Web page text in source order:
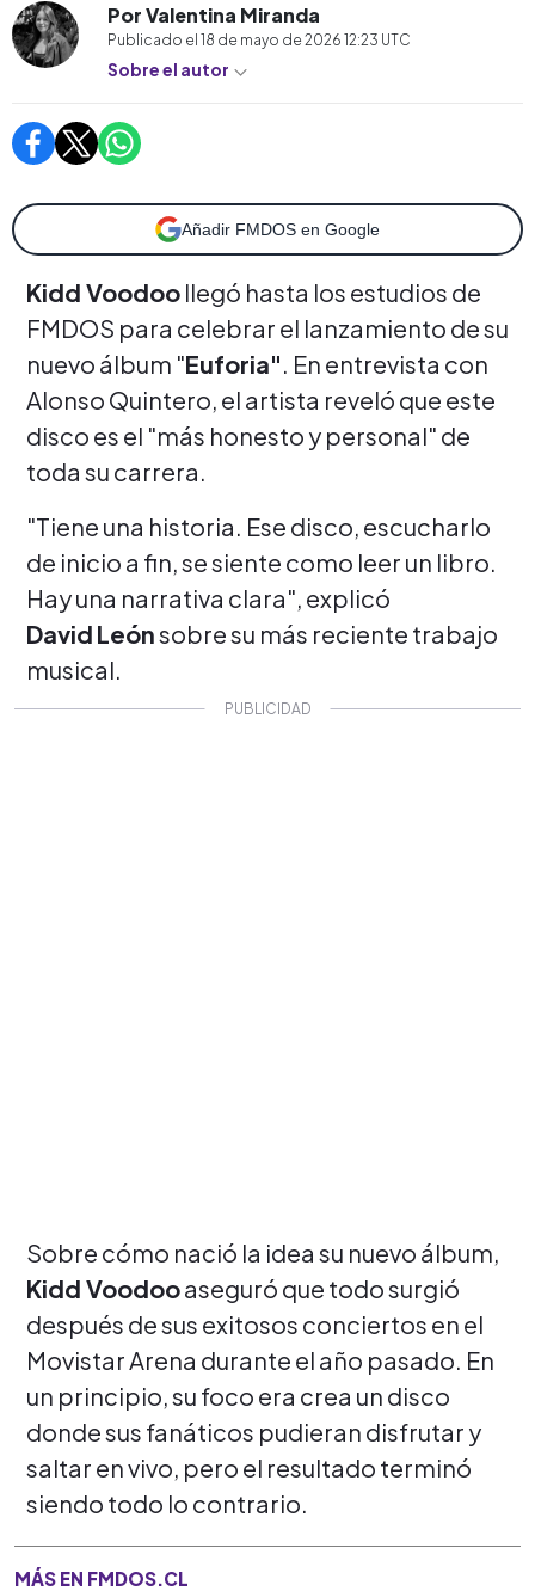
Por Valentina Miranda
Publicado el 18 de mayo de 2026 12:23 UTC
Sobre el autor
Añadir FMDOS en Google
Kidd Voodoo llegó hasta los estudios de
FMDOS para celebrar el lanzamiento de su
nuevo álbum "Euforia". En entrevista con
Alonso Quintero, el artista reveló que este
disco es el "más honesto y personal" de
toda su carrera.
"Tiene una historia. Ese disco, escucharlo
de inicio a fin, se siente como leer un libro.
Hay una narrativa clara", explicó
David Leónsobre su más reciente trabajo
musical.
Sobre cómo nació la idea su nuevo álbum,
Kidd Voodooaseguró que todo surgió
después de sus exitosos conciertos en el
Movistar Arena durante el año pasado. En
un principio, su foco era crea un disco
donde sus fanáticos pudieran disfrutar y
saltar en vivo, pero el resultado terminó
siendo todo lo contrario.
MÁS EN FMDOS.CL